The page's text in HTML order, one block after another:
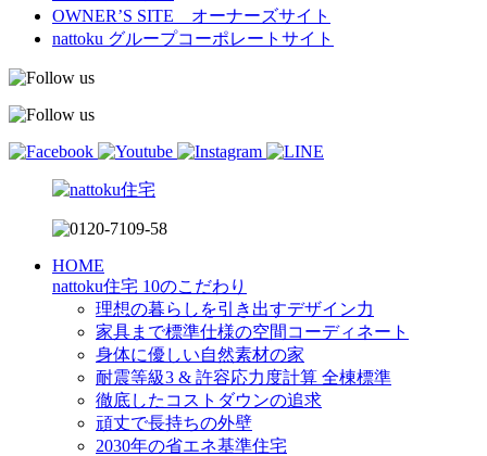
OWNER’S SITE オーナーズサイト
nattoku グループコーポレートサイト
HOME
nattoku住宅 10のこだわり
理想の暮らしを引き出すデザイン力
家具まで標準仕様の空間コーディネート
身体に優しい自然素材の家
耐震等級3 & 許容応力度計算 全棟標準
徹底したコストダウンの追求
頑丈で長持ちの外壁
2030年の省エネ基準住宅